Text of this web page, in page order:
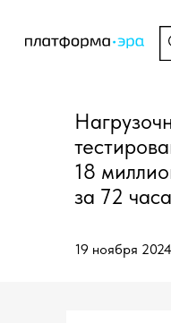
18
за 72 часа
19 ноября